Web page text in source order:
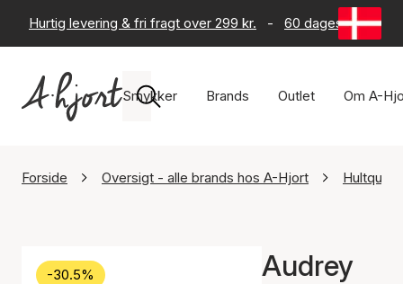
Hurtig levering & fri fragt over 299 kr. - 60 dages returret
Smykker Brands Outlet Om A-
Forside Oversigt - alle brands hos A-Hjort Hultquist
-30.5%
Audrey